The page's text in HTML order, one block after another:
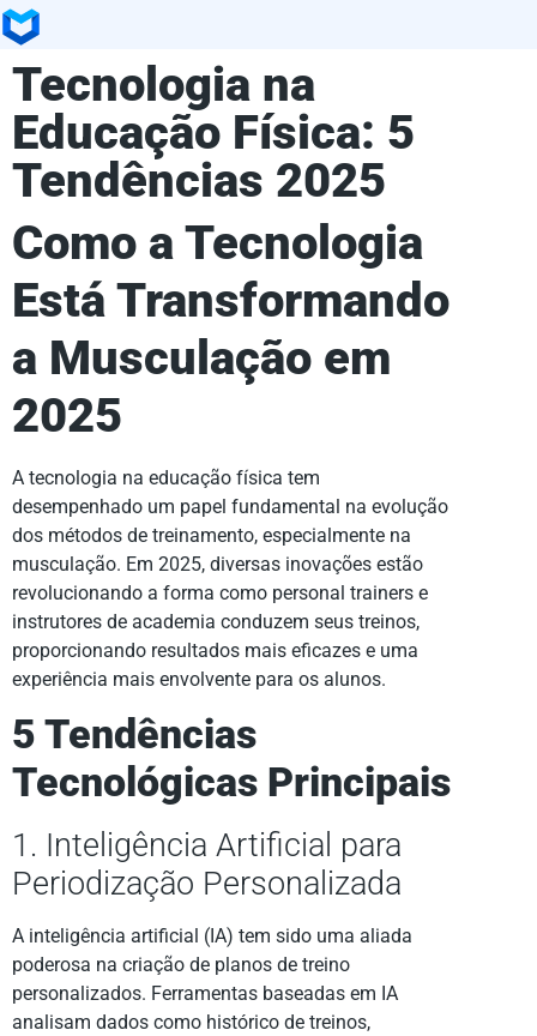
Tecnologia na
Educação Física: 5
Tendências 2025
Como a Tecnologia
Está Transformando
a Musculação em
2025
A tecnologia na educação física tem
desempenhado um papel fundamental na evolução
dos métodos de treinamento, especialmente na
musculação. Em 2025, diversas inovações estão
revolucionando a forma como personal trainers e
instrutores de academia conduzem seus treinos,
proporcionando resultados mais eficazes e uma
experiência mais envolvente para os alunos.
5 Tendências
Tecnológicas Principais
1. Inteligência Artificial para
Periodização Personalizada
A inteligência artificial (IA) tem sido uma aliada
poderosa na criação de planos de treino
personalizados. Ferramentas baseadas em IA
analisam dados como histórico de treinos,